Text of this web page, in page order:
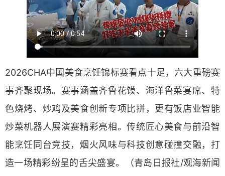
2026CHA中国美食烹饪锦标赛看点十足，六大重磅赛
事齐聚现场。赛事涵盖齐鲁花馍、海洋鲁菜宴席、特
色烧烤、炒鸡及美食创新专项比拼，更有饭店业智能
炒菜机器人展演赛精彩亮相。传统匠心美食与前沿智
能烹饪同台竞技，烟火风味与科技创意碰撞交融，打
造一场精彩纷呈的舌尖盛宴。（青岛日报社/观海新闻